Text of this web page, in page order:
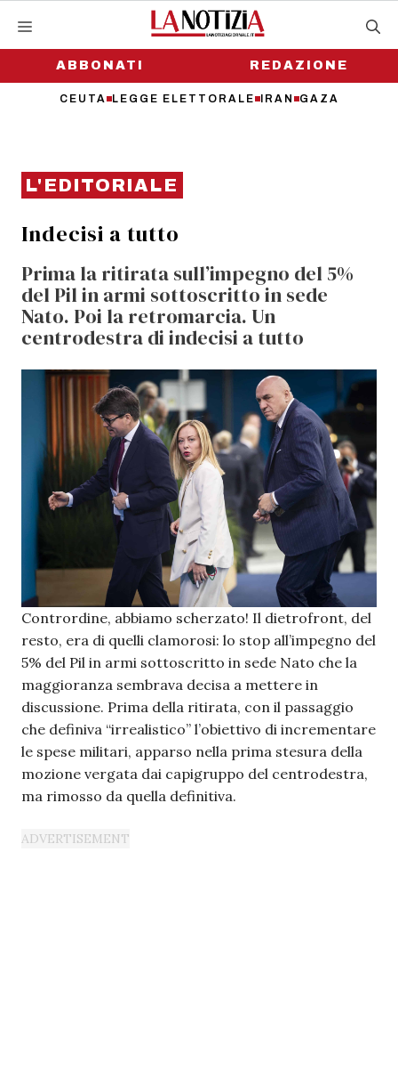
contenutoABBONATI
CEUTA LEGGE ELETTORALE IRAN GAZA
REDAZIONE
L'EDITORIALE
Indecisi a tutto
Prima la ritirata sull’impegno del 5%
del Pil in armi sottoscritto in sede
Nato. Poi la retromarcia. Un
centrodestra di indecisi a tutto
Contrordine, abbiamo scherzato! Il dietrofront, del
resto, era di quelli clamorosi: lo stop all’impegno del
5% del Pil in armi sottoscritto in sede Nato che la
maggioranza sembrava decisa a mettere in
discussione. Prima della ritirata, con il passaggio
che definiva “irrealistico” l’obiettivo di incrementare
le spese militari, apparso nella prima stesura della
mozione vergata dai capigruppo del centrodestra,
ma rimosso da quella definitiva.